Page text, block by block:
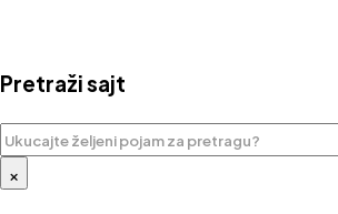
Pretraži sajt
Pretraga
×